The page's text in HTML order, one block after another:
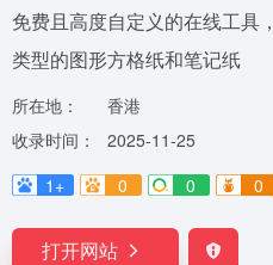
免费且高度自定义的在线工具
类型的图形方格纸和笔记纸
所在地：
香港
收录时间：
2025-11-25
1+
0 0 0
打开网站